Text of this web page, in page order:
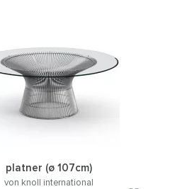
platner (ø 107cm)
von knoll international